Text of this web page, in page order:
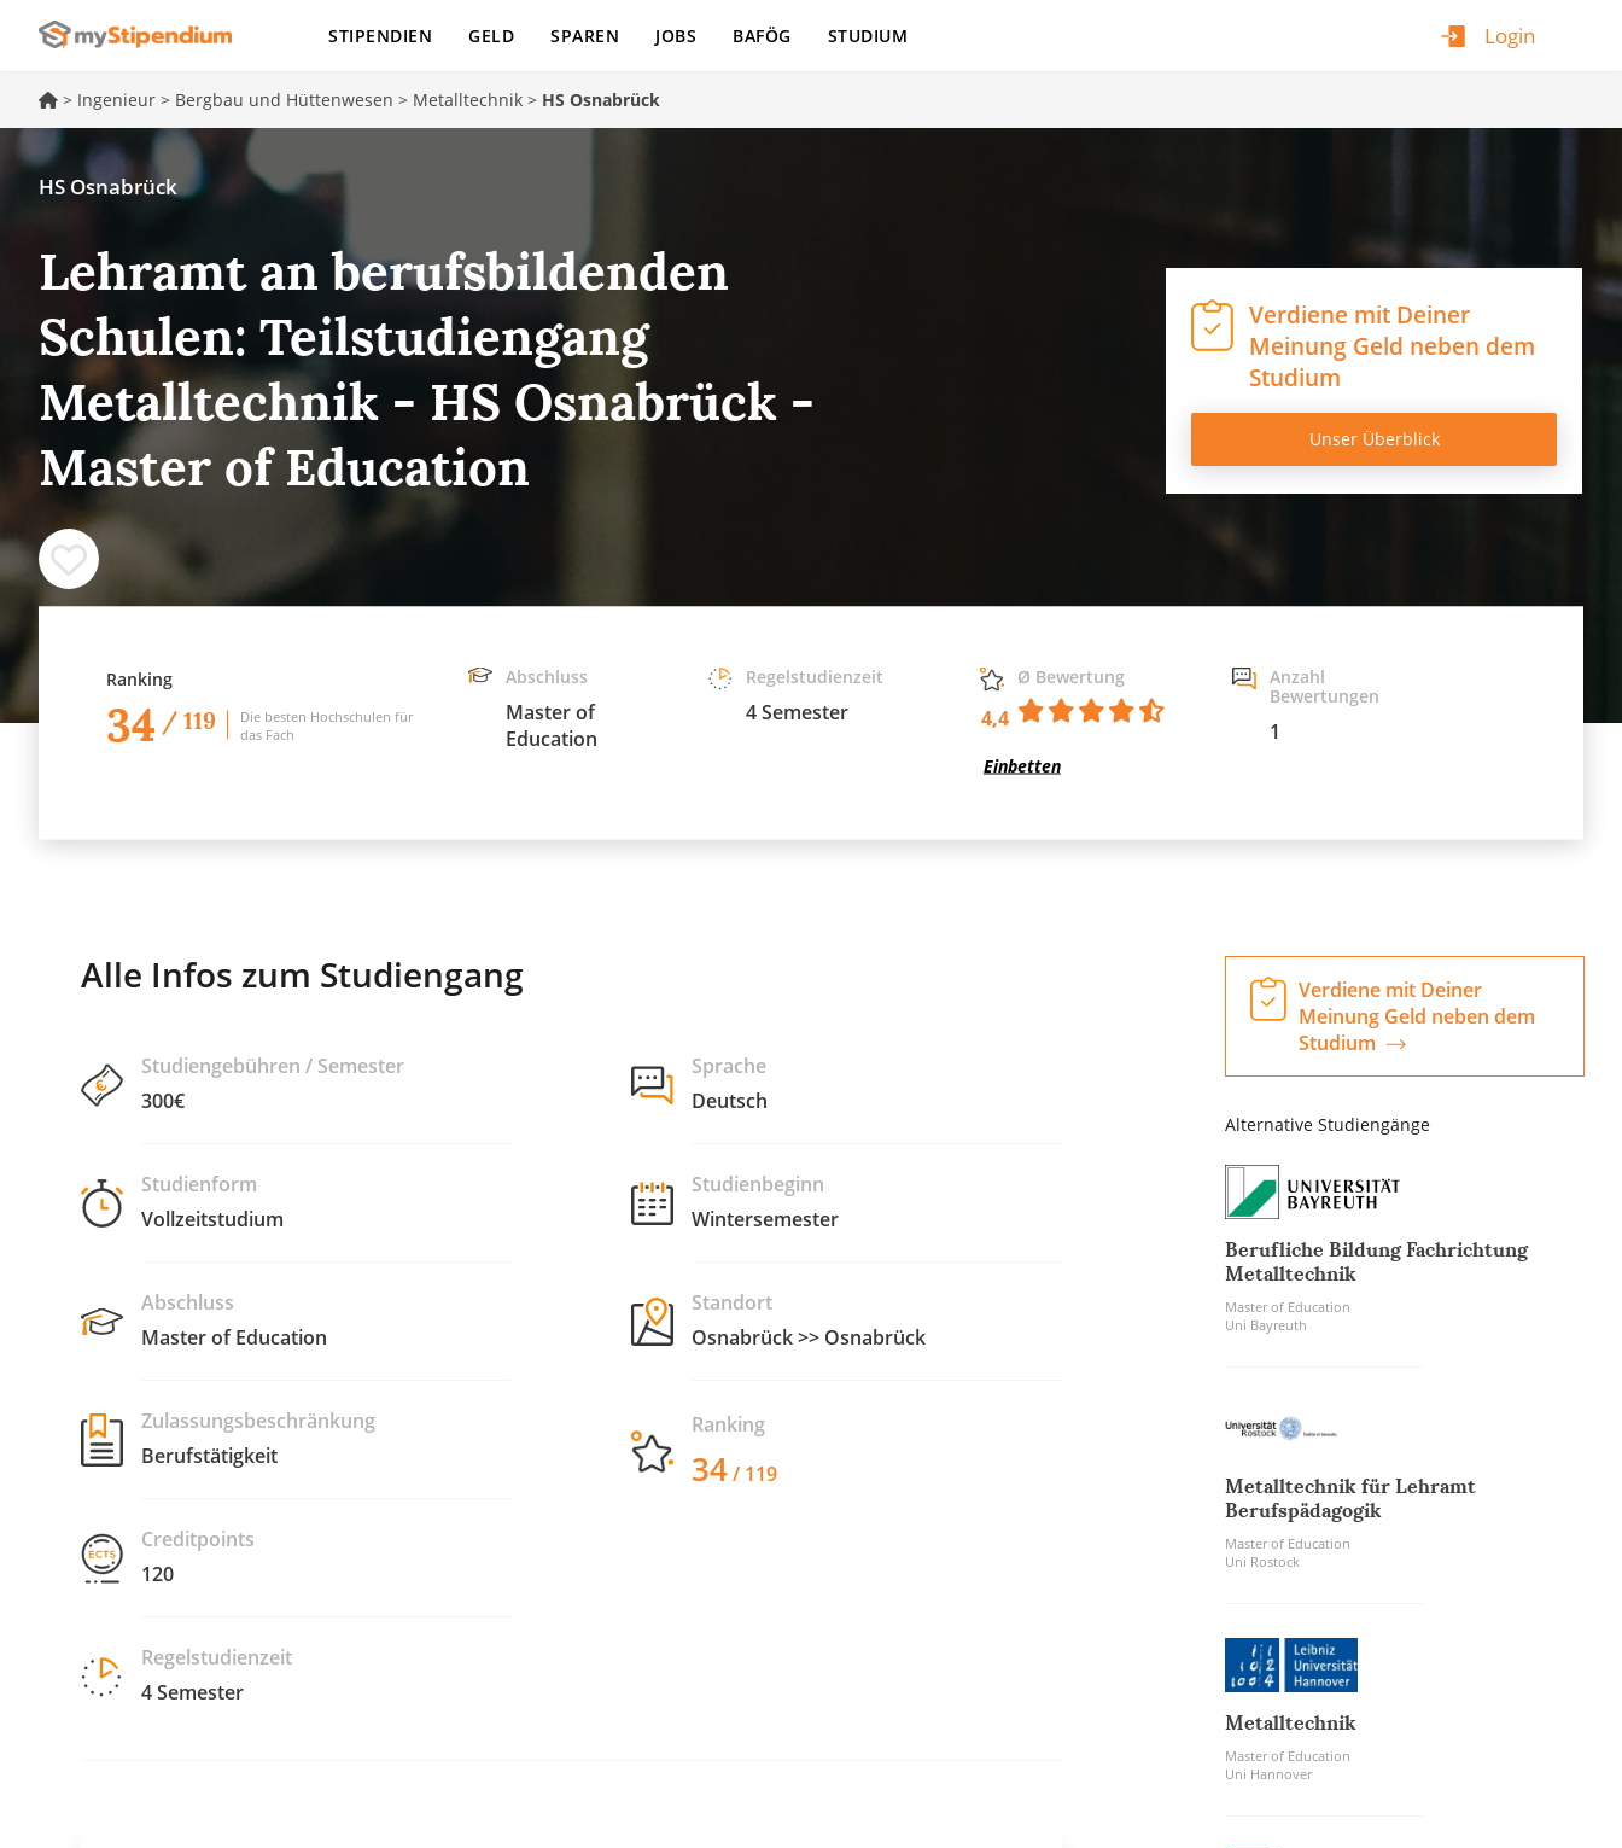
Login
STIPENDIEN GELD SPAREN JOBS BAFÖG STUDIUM
> Ingenieur > Bergbau und Hüttenwesen > Metalltechnik > HS Osnabrück
HS Osnabrück
Lehramt an berufsbildenden
Schulen: Teilstudiengang
Metalltechnik - HS Osnabrück -
Master of Education
Verdiene mit Deiner
Meinung Geld neben dem
Studium
Unser Überblick
Ranking
34 / 119
Die besten Hochschulen für
das Fach
Abschluss
Master of
Education
Regelstudienzeit
4 Semester
Ø Bewertung
4,4
Einbetten
Anzahl
Bewertungen
1
Alle Infos zum Studiengang
Studiengebühren / Semester
300€
Studienform
Vollzeitstudium
Abschluss
Master of Education
Zulassungsbeschränkung
Berufstätigkeit
Creditpoints
120
Regelstudienzeit
4 Semester
Sprache
Deutsch
Studienbeginn
Wintersemester
Standort
Osnabrück >> Osnabrück
Ranking
34/ 119
Verdiene mit Deiner
Meinung Geld neben dem
Studium
Alternative Studiengänge
Berufliche Bildung Fachrichtung
Metalltechnik
Master of Education
Uni Bayreuth
Metalltechnik für Lehramt
Berufspädagogik
Master of Education
Uni Rostock
Metalltechnik
Master of Education
Uni Hannover